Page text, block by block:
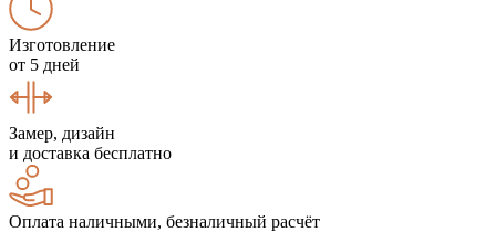
Изготовление
от 5 дней
Замер, дизайн
и доставка бесплатно
Оплата наличными, безналичный расчёт